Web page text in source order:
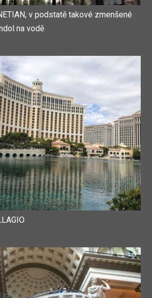
v podstatě takové zmenšené
na vodě